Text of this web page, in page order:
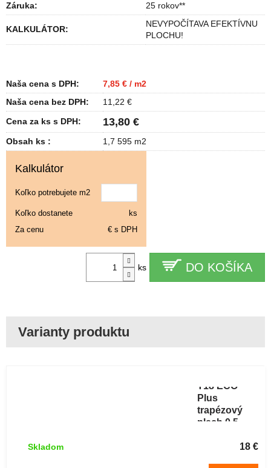
ks DO KOŠÍKA
Záruka: 25 rokov**
KALKULÁTOR:
NEVYPOČÍTAVA EFEKTÍVNU
PLOCHU!
Naša cena s DPH:
7,85 € / m2
Naša cena bez DPH:
11,22 €
Cena za ks s DPH:
13,80 €
Obsah ks : 1,7 595 m2
Kalkulátor
Koľko potrebujete m2
Koľko dostanete
ks
Za cenu
€ s DPH
T18 ECO
Plus
trapézový
plech 0,5
18 €
Skladom